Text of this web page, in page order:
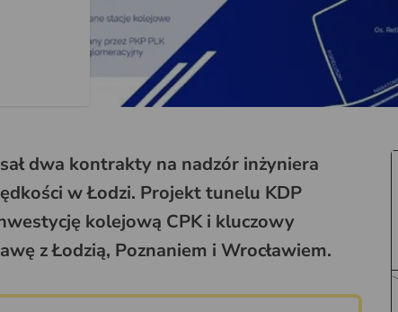
dwa kontrakty na nadzór inżyniera
w Łodzi. Projekt tunelu KDP
kolejową CPK i kluczowy
z Łodzią, Poznaniem i Wrocławiem.